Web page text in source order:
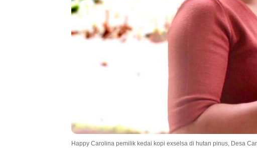
Happy Carolina pemilik kedai kopi exselsa di hutan pinus, Desa